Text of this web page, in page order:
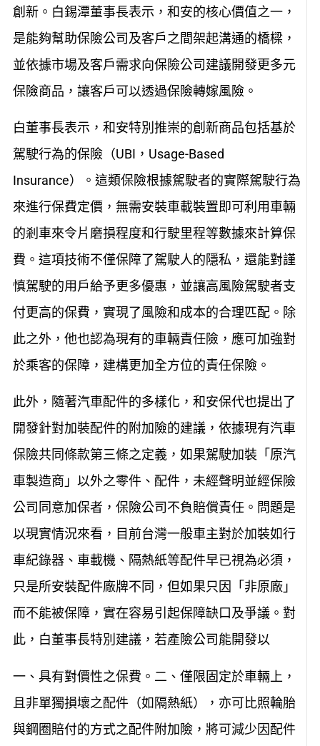
創新。白錫潭董事長表示，和安的核心價值之一，
是能夠幫助保險公司及客戶之間架起溝通的橋樑，
並依據市場及客戶需求向保險公司建議開發更多元
保險商品，讓客戶可以透過保險轉嫁風險。
白董事長表示，和安特別推崇的創新商品包括基於
駕駛行為的保險（UBI，Usage-Based
Insurance）。這類保險根據駕駛者的實際駕駛行為
來進行保費定價，無需安裝車載裝置即可利用車輛
的剎車來令片磨損程度和行駛里程等數據來計算保
費。這項技術不僅保障了駕駛人的隱私，還能對謹
慎駕駛的用戶給予更多優惠，並讓高風險駕駛者支
付更高的保費，實現了風險和成本的合理匹配。除
此之外，他也認為現有的車輛責任險，應可加強對
於乘客的保障，建構更加全方位的責任保險。
此外，隨著汽車配件的多樣化，和安保代也提出了
開發針對加裝配件的附加險的建議，依據現有汽車
保險共同條款第三條之定義，如果駕駛加裝「原汽
車製造商」以外之零件、配件，未經聲明並經保險
公司同意加保者，保險公司不負賠償責任。問題是
以現實情況來看，目前台灣一般車主對於加裝如行
車紀錄器、車載機、隔熱紙等配件早已視為必須，
只是所安裝配件廠牌不同，但如果只因「非原廠」
而不能被保障，實在容易引起保障缺口及爭議。對
此，白董事長特別建議，若產險公司能開發以
一、具有對價性之保費。二、僅限固定於車輛上，
且非單獨損壞之配件（如隔熱紙），亦可比照輪胎
與鋼圈賠付的方式之配件附加險，將可減少因配件